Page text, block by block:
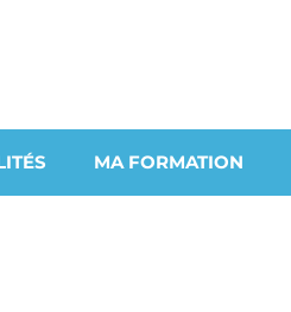
MA FORMATION